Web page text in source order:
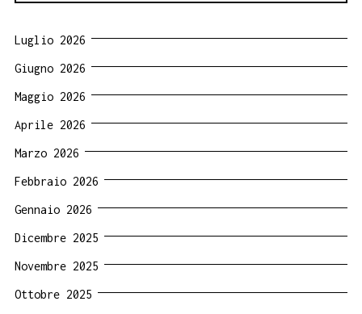
Luglio 2026
Giugno 2026
Maggio 2026
Aprile 2026
Marzo 2026
Febbraio 2026
Gennaio 2026
Dicembre 2025
Novembre 2025
Ottobre 2025